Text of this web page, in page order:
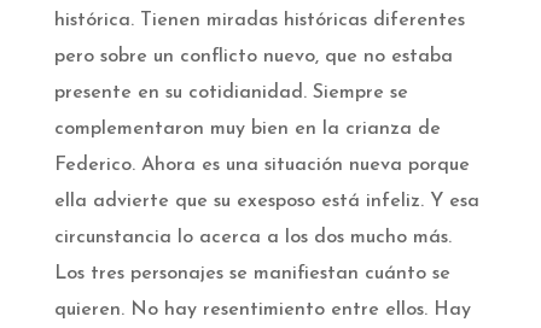
histórica. Tienen miradas históricas diferentes
pero sobre un conflicto nuevo, que no estaba
presente en su cotidianidad. Siempre se
complementaron muy bien en la crianza de
Federico. Ahora es una situación nueva porque
ella advierte que su exesposo está infeliz. Y esa
circunstancia lo acerca a los dos mucho más.
Los tres personajes se manifiestan cuánto se
quieren. No hay resentimiento entre ellos. Hay